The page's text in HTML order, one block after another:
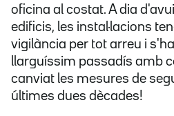
oficina al costat. A dia
edificis, les instal·lacions
vigilància per tot arreu i
llarguíssim passadís amb
canviat les mesures de
últimes dues dècades!